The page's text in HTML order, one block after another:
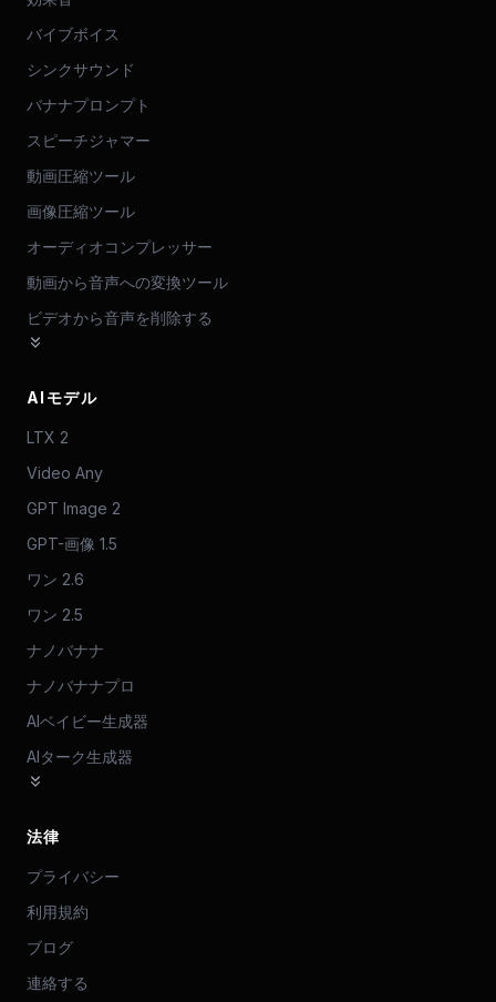
バイブボイス
シンクサウンド
バナナプロンプト
スピーチジャマー
動画圧縮ツール
画像圧縮ツール
オーディオコンプレッサー
動画から音声への変換ツール
ビデオから音声を削除する
AIモデル
LTX 2
Video Any
GPT Image 2
GPT-画像 1.5
ワン 2.6
ワン 2.5
ナノバナナ
ナノバナナプロ
AIベイビー生成器
AIターク生成器
法律
プライバシー
利用規約
ブログ
連絡する